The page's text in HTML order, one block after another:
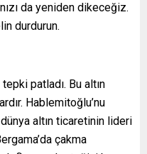
da yeniden dikeceğiz.
durdurun.
patladı. Bu altın
Hablemitoğlu’nu
altın ticaretinin lideri
çakma